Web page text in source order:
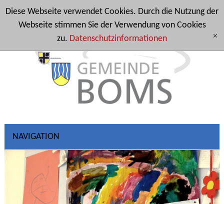
Diese Webseite verwendet Cookies. Durch die Nutzung der
Webseite stimmen Sie der Verwendung von Cookies
zu. Datenschutzinformationen [x]
NAVIGATION